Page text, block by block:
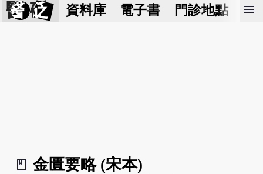
醫 砭 資料庫 電子書 門診地點 預
menu
book_2
金匱要略 (宋本)